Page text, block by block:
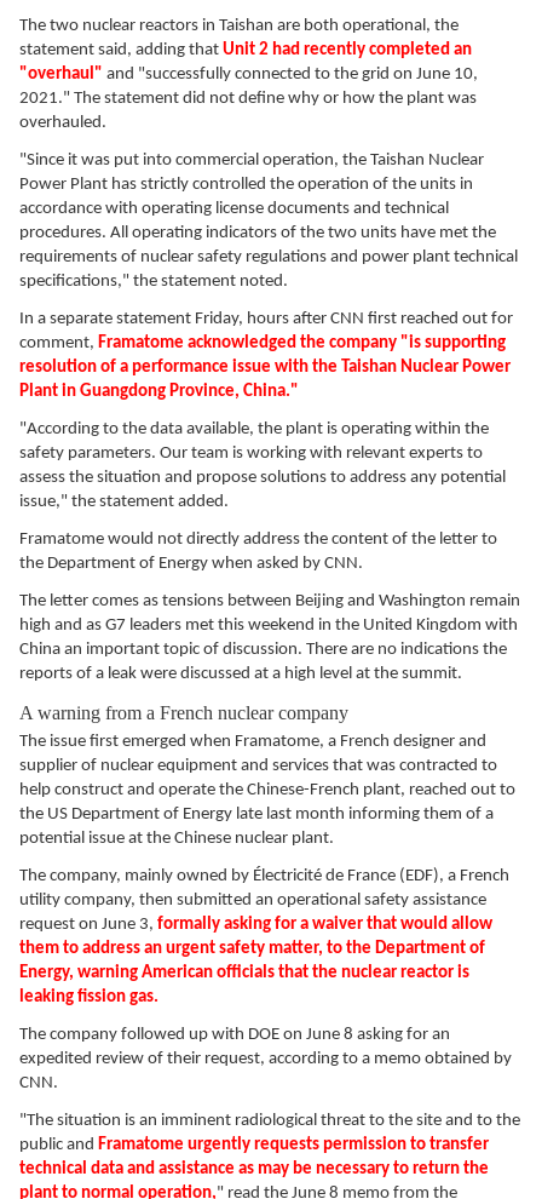
The two nuclear reactors in Taishan are both operational, the
statement said, adding that Unit 2 had recently completed an
"overhaul" and "successfully connected to the grid on June 10,
2021." The statement did not define why or how the plant was
overhauled.
"Since it was put into commercial operation, the Taishan Nuclear
Power Plant has strictly controlled the operation of the units in
accordance with operating license documents and technical
procedures. All operating indicators of the two units have met the
requirements of nuclear safety regulations and power plant technical
specifications," the statement noted.
In a separate statement Friday, hours after CNN first reached out for
comment, Framatome acknowledged the company "is supporting
resolution of a performance issue with the Taishan Nuclear Power
Plant in Guangdong Province, China."
"According to the data available, the plant is operating within the
safety parameters. Our team is working with relevant experts to
assess the situation and propose solutions to address any potential
issue," the statement added.
Framatome would not directly address the content of the letter to
the Department of Energy when asked by CNN.
The letter comes as tensions between Beijing and Washington remain
high and as G7 leaders met this weekend in the United Kingdom with
China an important topic of discussion. There are no indications the
reports of a leak were discussed at a high level at the summit.
A warning from a French nuclear company
The issue first emerged when Framatome, a French designer and
supplier of nuclear equipment and services that was contracted to
help construct and operate the Chinese-French plant, reached out to
the US Department of Energy late last month informing them of a
potential issue at the Chinese nuclear plant.
The company, mainly owned by Électricité de France (EDF), a French
utility company, then submitted an operational safety assistance
request on June 3, formally asking for a waiver that would allow
them to address an urgent safety matter, to the Department of
Energy, warning American officials that the nuclear reactor is
leaking fission gas.
The company followed up with DOE on June 8 asking for an
expedited review of their request, according to a memo obtained by
CNN.
"The situation is an imminent radiological threat to the site and to the
public and Framatome urgently requests permission to transfer
technical data and assistance as may be necessary to return the
plant to normal operation," read the June 8 memo from the